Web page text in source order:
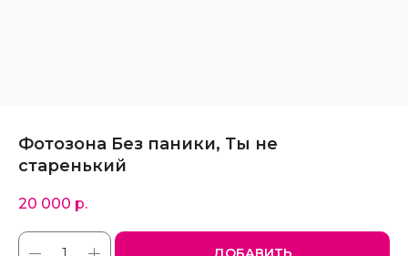
Фотозона Без паники, Ты не
старенький
20 000 р.